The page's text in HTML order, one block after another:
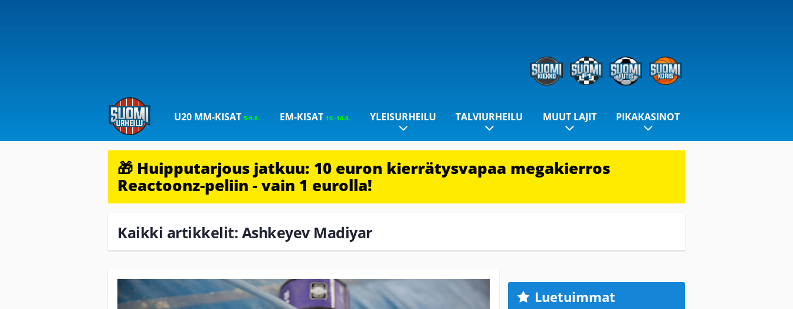
U20 MM-KISAT5-9.8. EM-KISAT 10.-16.8. YLEISURHEILU TALVIURHEILU MUUT LAJIT PIKAKASINOT
🎁 Huipputarjous jatkuu: 10 euron kierrätysvapaa megakierros
Reactoonz-peliin - vain 1 eurolla!
Kaikki artikkelit: Ashkeyev Madiyar
Luetuimmat